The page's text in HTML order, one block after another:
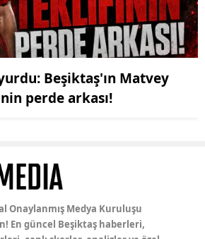
Beşiktaş'ın Matvey
perde arkası!
Onaylanmış Medya Kuruluşu
En güncel Beşiktaş haberleri,